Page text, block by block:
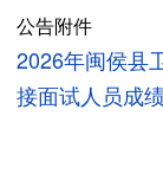
公告附件
2026年闽侯县
接面试人员成